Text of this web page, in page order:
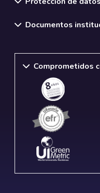
Documentos
Comprometidos